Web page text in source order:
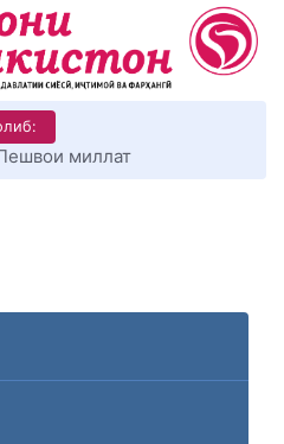
ТАШАККУЛ ДИҲЕМ